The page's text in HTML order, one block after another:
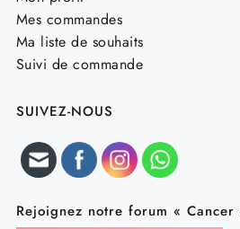
Mes commandes
Ma liste de souhaits
Suivi de commande
SUIVEZ-NOUS
Rejoignez notre forum « Cancer